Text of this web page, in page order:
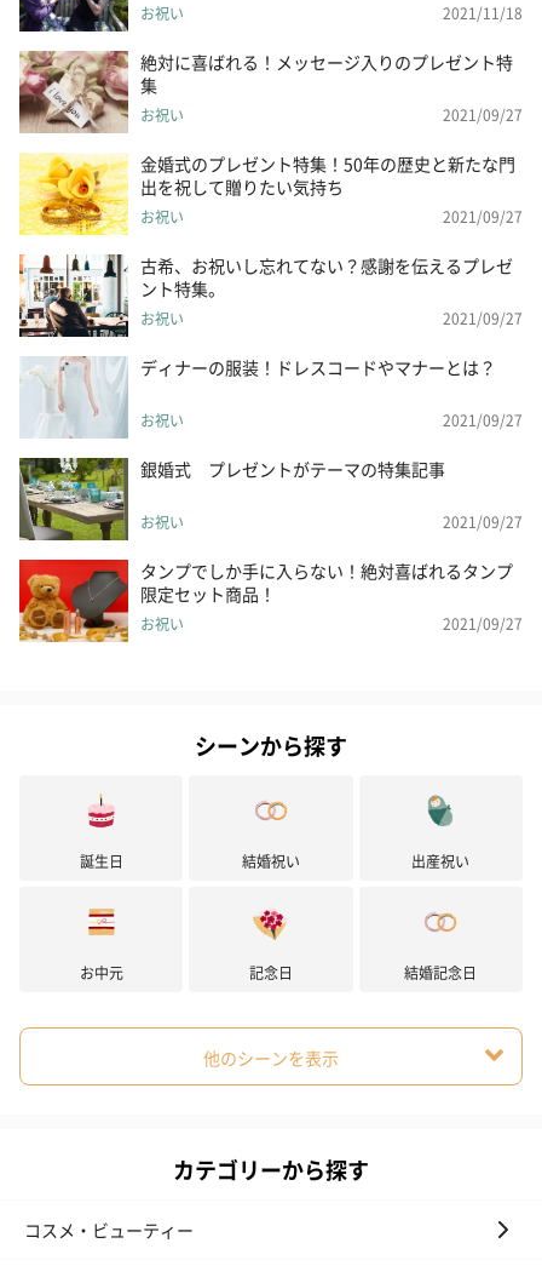
お祝い 2021/11/18
絶対に喜ばれる！メッセージ入りのプレゼント特
集
お祝い 2021/09/27
金婚式のプレゼント特集！50年の歴史と新たな門
出を祝して贈りたい気持ち
お祝い 2021/09/27
古希、お祝いし忘れてない？感謝を伝えるプレゼ
ント特集。
お祝い 2021/09/27
ディナーの服装！ドレスコードやマナーとは？
お祝い 2021/09/27
銀婚式 プレゼントがテーマの特集記事
お祝い 2021/09/27
タンプでしか手に入らない！絶対喜ばれるタンプ
限定セット商品！
お祝い 2021/09/27
シーンから探す
誕生日 結婚祝い 出産祝い
お中元 記念日 結婚記念日
他のシーンを表示
カテゴリーから探す
コスメ・ビューティー